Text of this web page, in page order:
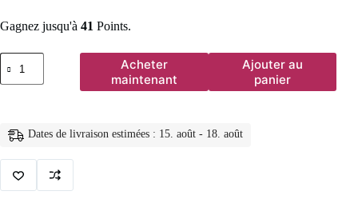
Gagnez jusqu'à 41 Points.
quantité
de
Boucles
acier
femmes,
Double
Acheter
maintenant
Ajouter au
panier
Dates de livraison estimées : 15. août - 18. août